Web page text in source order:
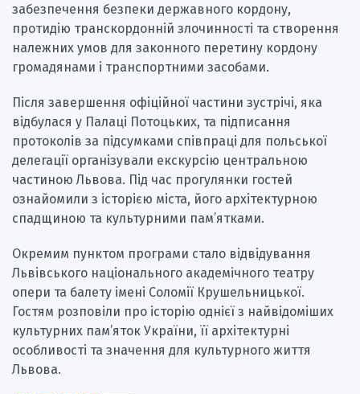
забезпечення безпеки державного кордону,
протидію транскордонній злочинності та створення
належних умов для законного перетину кордону
громадянами і транспортними засобами.
Після завершення офіційної частини зустрічі, яка
відбулася у Палаці Потоцьких, та підписання
протоколів за підсумками співпраці для польської
делегації організували екскурсію центральною
частиною Львова. Під час прогулянки гостей
ознайомили з історією міста, його архітектурною
спадщиною та культурними пам’ятками.
Окремим пунктом програми стало відвідування
Львівського національного академічного театру
опери та балету імені Соломії Крушельницької.
Гостям розповіли про історію однієї з найвідоміших
культурних пам’яток України, її архітектурні
особливості та значення для культурного життя
Львова.